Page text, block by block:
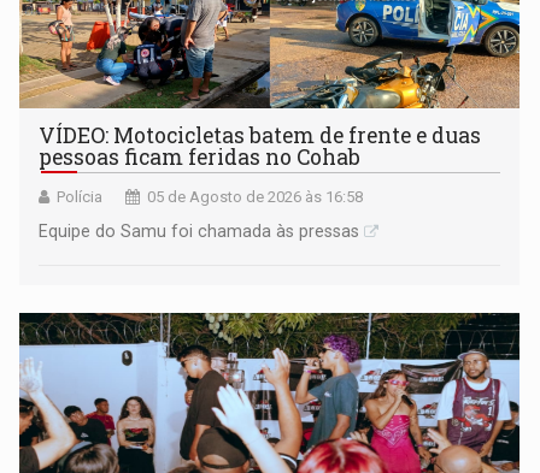
VÍDEO: Motocicletas batem de frente e duas
pessoas ficam feridas no Cohab
Polícia 05 de Agosto de 2026 às 16:58
Equipe do Samu foi chamada às pressas